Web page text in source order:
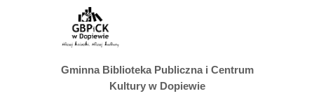
Gminna Biblioteka Publiczna i Centrum
Kultury w Dopiewie